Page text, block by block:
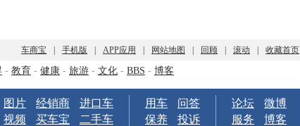
车商宝 手机版 APP应用 网站地图 回顾 滚动 收藏首页
- 教育 - 健康 - 旅游 - 文化 - BBS - 博客
图片 经销商
进口车
视频 买车宝 二手车
用车
问答
保养
投诉
论坛
微博
服务
博客